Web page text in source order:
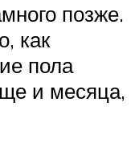
позже.
как
пола
и месяца,